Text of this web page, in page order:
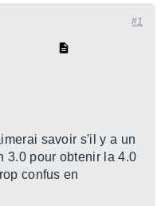
#1
savoir s'il y a un
3.0 pour obtenir la 4.0
confus en